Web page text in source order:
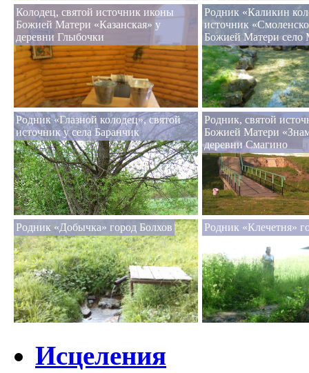
Колодец, святой источник иконы
Божией Матери «Казанская» у
деревни Глыбочки
Родник «Каликин
источник
Божией Матери село
Родник «Глазной колодец», святой
источник у села Баранчик
Родник, святой
Божией Матери
деревни Смагино
Родник «Добычка» город Болхов Родник «Клечетня»
Исцеления